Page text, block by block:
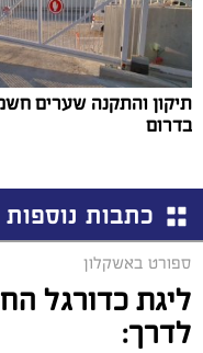
תיקון והתקנה שערים
בדרום
כתבות נוספות
ספורט באשקלון
ליגת כדורגל
לדרך: